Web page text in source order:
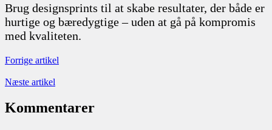
Brug designsprints til at skabe resultater, der både er
hurtige og bæredygtige – uden at gå på kompromis
med kvaliteten.
Forrige artikel
Næste artikel
Kommentarer